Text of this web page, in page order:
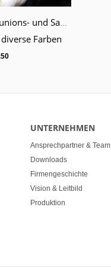
Ministranten-, Kommunions- und Samichlauskordel Länge 360 cm
Farben
UNTERNEHMEN
Ansprechpartner & Team
Downloads
Firmengeschichte
Vision & Leitbild
Produktion